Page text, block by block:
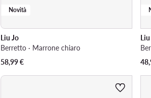
Novità
Liu Jo
Berretto · Marrone chiaro
58,99€